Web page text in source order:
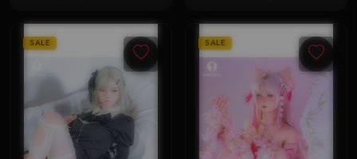
SALE SALE